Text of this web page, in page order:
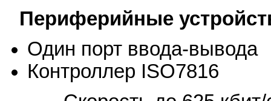
Периферийные
Один порт ввода-вывода
Контроллер ISO7816